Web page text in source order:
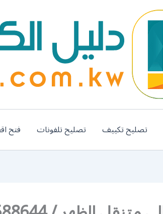
تصليح تكييف تصليح تلفونات فتح